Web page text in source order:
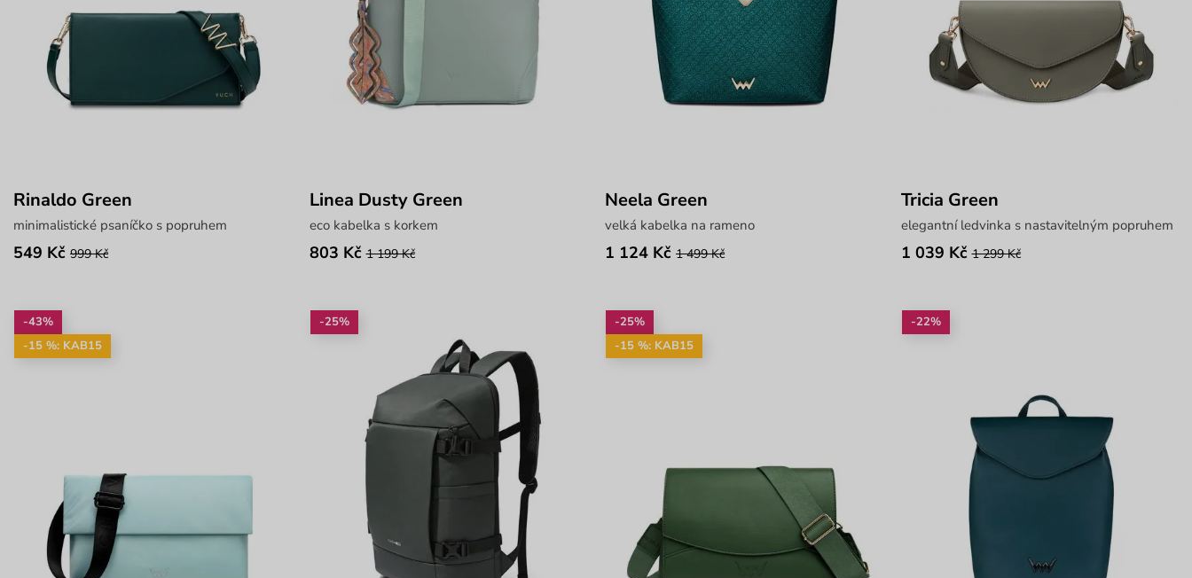
Rinaldo Green
minimalistické psaníčko s popruhem
549 Kč 999 Kč
Linea Dusty Green
eco kabelka s korkem
803 Kč 1 199 Kč
Neela Green
velká kabelka na rameno
1 124 Kč 1 499 Kč
Tricia Green
elegantní ledvinka s nastavitelným popruhem
1 039 Kč 1 299 Kč
-43%
-15 %: KAB15
-25%
-25%
-15 %: KAB15
-22%